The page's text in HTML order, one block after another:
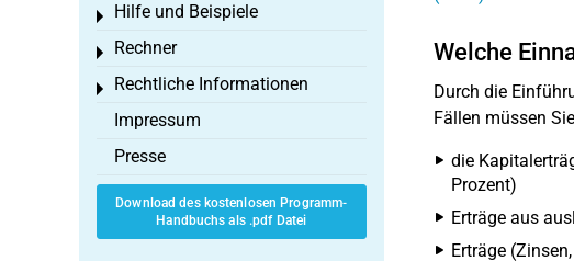
Welche
Durch die
Fällen müssen
die
Prozent)
Erträge aus
Erträge
Hilfe und Beispiele
Toggle menu
Rechner
Toggle menu
Rechtliche Informationen
Toggle menu
Impressum
Presse
Download des kostenlosen Programm-
Handbuchs als .pdf Datei